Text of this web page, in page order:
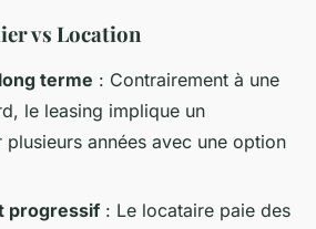
vs Location
terme : Contrairement à une
le leasing implique un
plusieurs années avec une option
progressif : Le locataire paie des